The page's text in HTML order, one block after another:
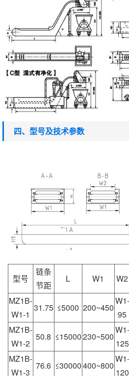
四、型号及技术参数
型号
链条
节距
L W1 W2
MZ1B-
W1-1
31.75 ≤5000 200~450
W1-
95
MZ1B-
W1-2
50.8 ≤15000230~500
W1-
125
MZ1B-
W1-3
76.6 ≤30000400~800
W1-
120